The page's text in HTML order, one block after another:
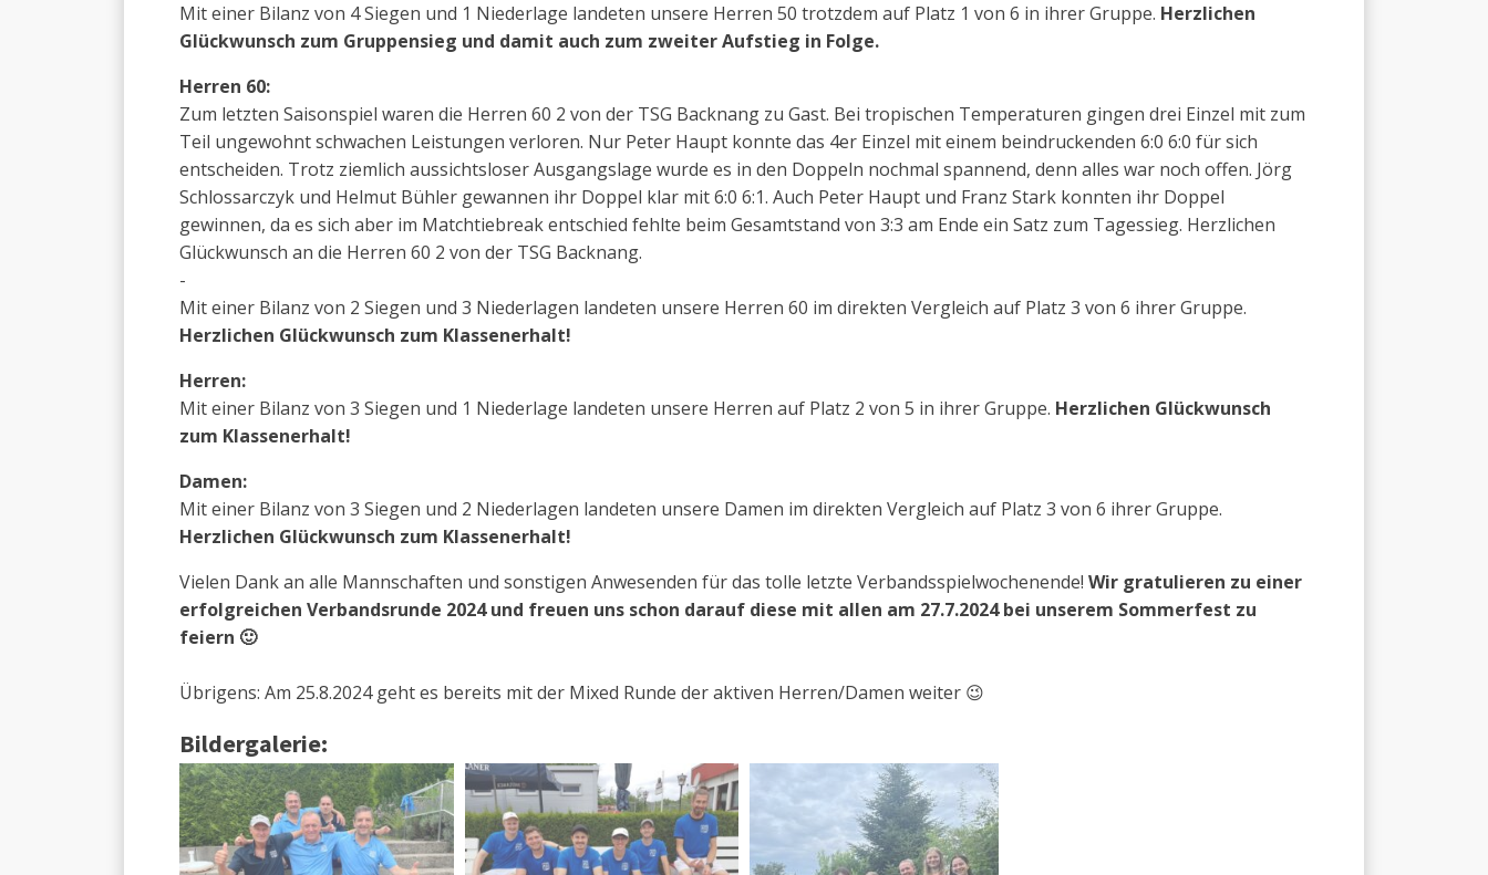
Mit einer Bilanz von 4 Siegen und 1 Niederlage landeten unsere Herren 50 trotzdem auf Platz 1 von 6 in ihrer Gruppe. Herzlichen
Glückwunsch zum Gruppensieg und damit auch zum zweiter Aufstieg in Folge.
Herren 60:
Zum letzten Saisonspiel waren die Herren 60 2 von der TSG Backnang zu Gast. Bei tropischen Temperaturen gingen drei Einzel mit zum
Teil ungewohnt schwachen Leistungen verloren. Nur Peter Haupt konnte das 4er Einzel mit einem beindruckenden 6:0 6:0 für sich
entscheiden. Trotz ziemlich aussichtsloser Ausgangslage wurde es in den Doppeln nochmal spannend, denn alles war noch offen. Jörg
Schlossarczyk und Helmut Bühler gewannen ihr Doppel klar mit 6:0 6:1. Auch Peter Haupt und Franz Stark konnten ihr Doppel
gewinnen, da es sich aber im Matchtiebreak entschied fehlte beim Gesamtstand von 3:3 am Ende ein Satz zum Tagessieg. Herzlichen
Glückwunsch an die Herren 60 2 von der TSG Backnang.
-
Mit einer Bilanz von 2 Siegen und 3 Niederlagen landeten unsere Herren 60 im direkten Vergleich auf Platz 3 von 6 ihrer Gruppe.
Herzlichen Glückwunsch zum Klassenerhalt!
Herren:
Mit einer Bilanz von 3 Siegen und 1 Niederlage landeten unsere Herren auf Platz 2 von 5 in ihrer Gruppe. Herzlichen Glückwunsch
zum Klassenerhalt!
Damen:
Mit einer Bilanz von 3 Siegen und 2 Niederlagen landeten unsere Damen im direkten Vergleich auf Platz 3 von 6 ihrer Gruppe.
Herzlichen Glückwunsch zum Klassenerhalt!
Vielen Dank an alle Mannschaften und sonstigen Anwesenden für das tolle letzte Verbandsspielwochenende! Wir gratulieren zu einer
erfolgreichen Verbandsrunde 2024 und freuen uns schon darauf diese mit allen am 27.7.2024 bei unserem Sommerfest zu
feiern 🙂
Übrigens: Am 25.8.2024 geht es bereits mit der Mixed Runde der aktiven Herren/Damen weiter 😉
Bildergalerie: